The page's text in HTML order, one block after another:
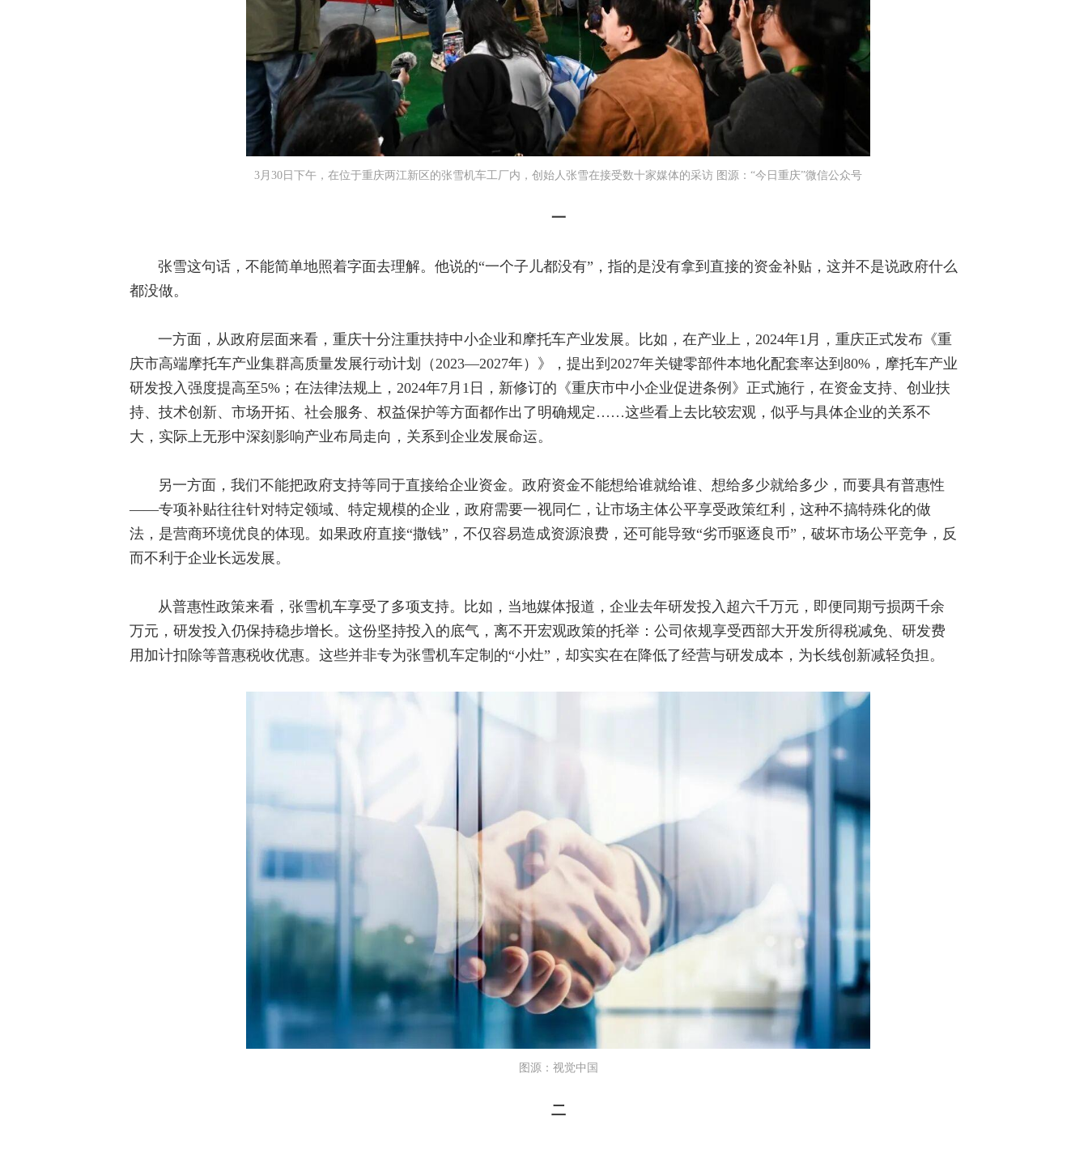
3月30日下午，在位于重庆两江新区的张雪机车工厂内，创始人张雪在接受数十家媒体的采访 图源：“今日重庆”微信公众号
一
张雪这句话，不能简单地照着字面去理解。他说的“一个子儿都没有”，指的是没有拿到直接的资金补贴，这并不是说政府什么
都没做。
一方面，从政府层面来看，重庆十分注重扶持中小企业和摩托车产业发展。比如，在产业上，2024年1月，重庆正式发布《重
庆市高端摩托车产业集群高质量发展行动计划（2023—2027年）》，提出到2027年关键零部件本地化配套率达到80%，摩托车产业
研发投入强度提高至5%；在法律法规上，2024年7月1日，新修订的《重庆市中小企业促进条例》正式施行，在资金支持、创业扶
持、技术创新、市场开拓、社会服务、权益保护等方面都作出了明确规定……这些看上去比较宏观，似乎与具体企业的关系不
大，实际上无形中深刻影响产业布局走向，关系到企业发展命运。
另一方面，我们不能把政府支持等同于直接给企业资金。政府资金不能想给谁就给谁、想给多少就给多少，而要具有普惠性
——专项补贴往往针对特定领域、特定规模的企业，政府需要一视同仁，让市场主体公平享受政策红利，这种不搞特殊化的做
法，是营商环境优良的体现。如果政府直接“撒钱”，不仅容易造成资源浪费，还可能导致“劣币驱逐良币”，破坏市场公平竞争，反
而不利于企业长远发展。
从普惠性政策来看，张雪机车享受了多项支持。比如，当地媒体报道，企业去年研发投入超六千万元，即便同期亏损两千余
万元，研发投入仍保持稳步增长。这份坚持投入的底气，离不开宏观政策的托举：公司依规享受西部大开发所得税减免、研发费
用加计扣除等普惠税收优惠。这些并非专为张雪机车定制的“小灶”，却实实在在降低了经营与研发成本，为长线创新减轻负担。
图源：视觉中国
二